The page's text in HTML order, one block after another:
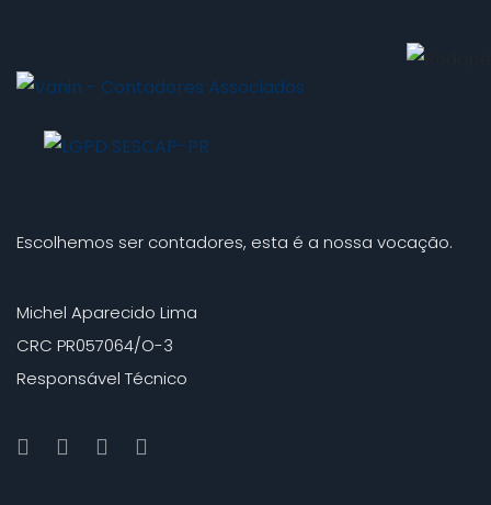
Escolhemos ser contadores, esta é a nossa vocação.
Michel Aparecido Lima
CRC PR057064/O-3
Responsável Técnico